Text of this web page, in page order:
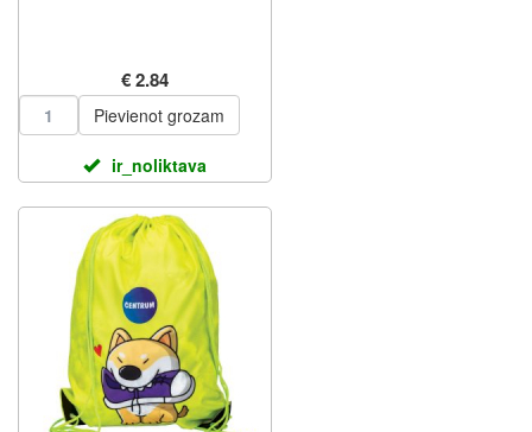
€ 2.84
Pievienot grozam
ir_noliktava